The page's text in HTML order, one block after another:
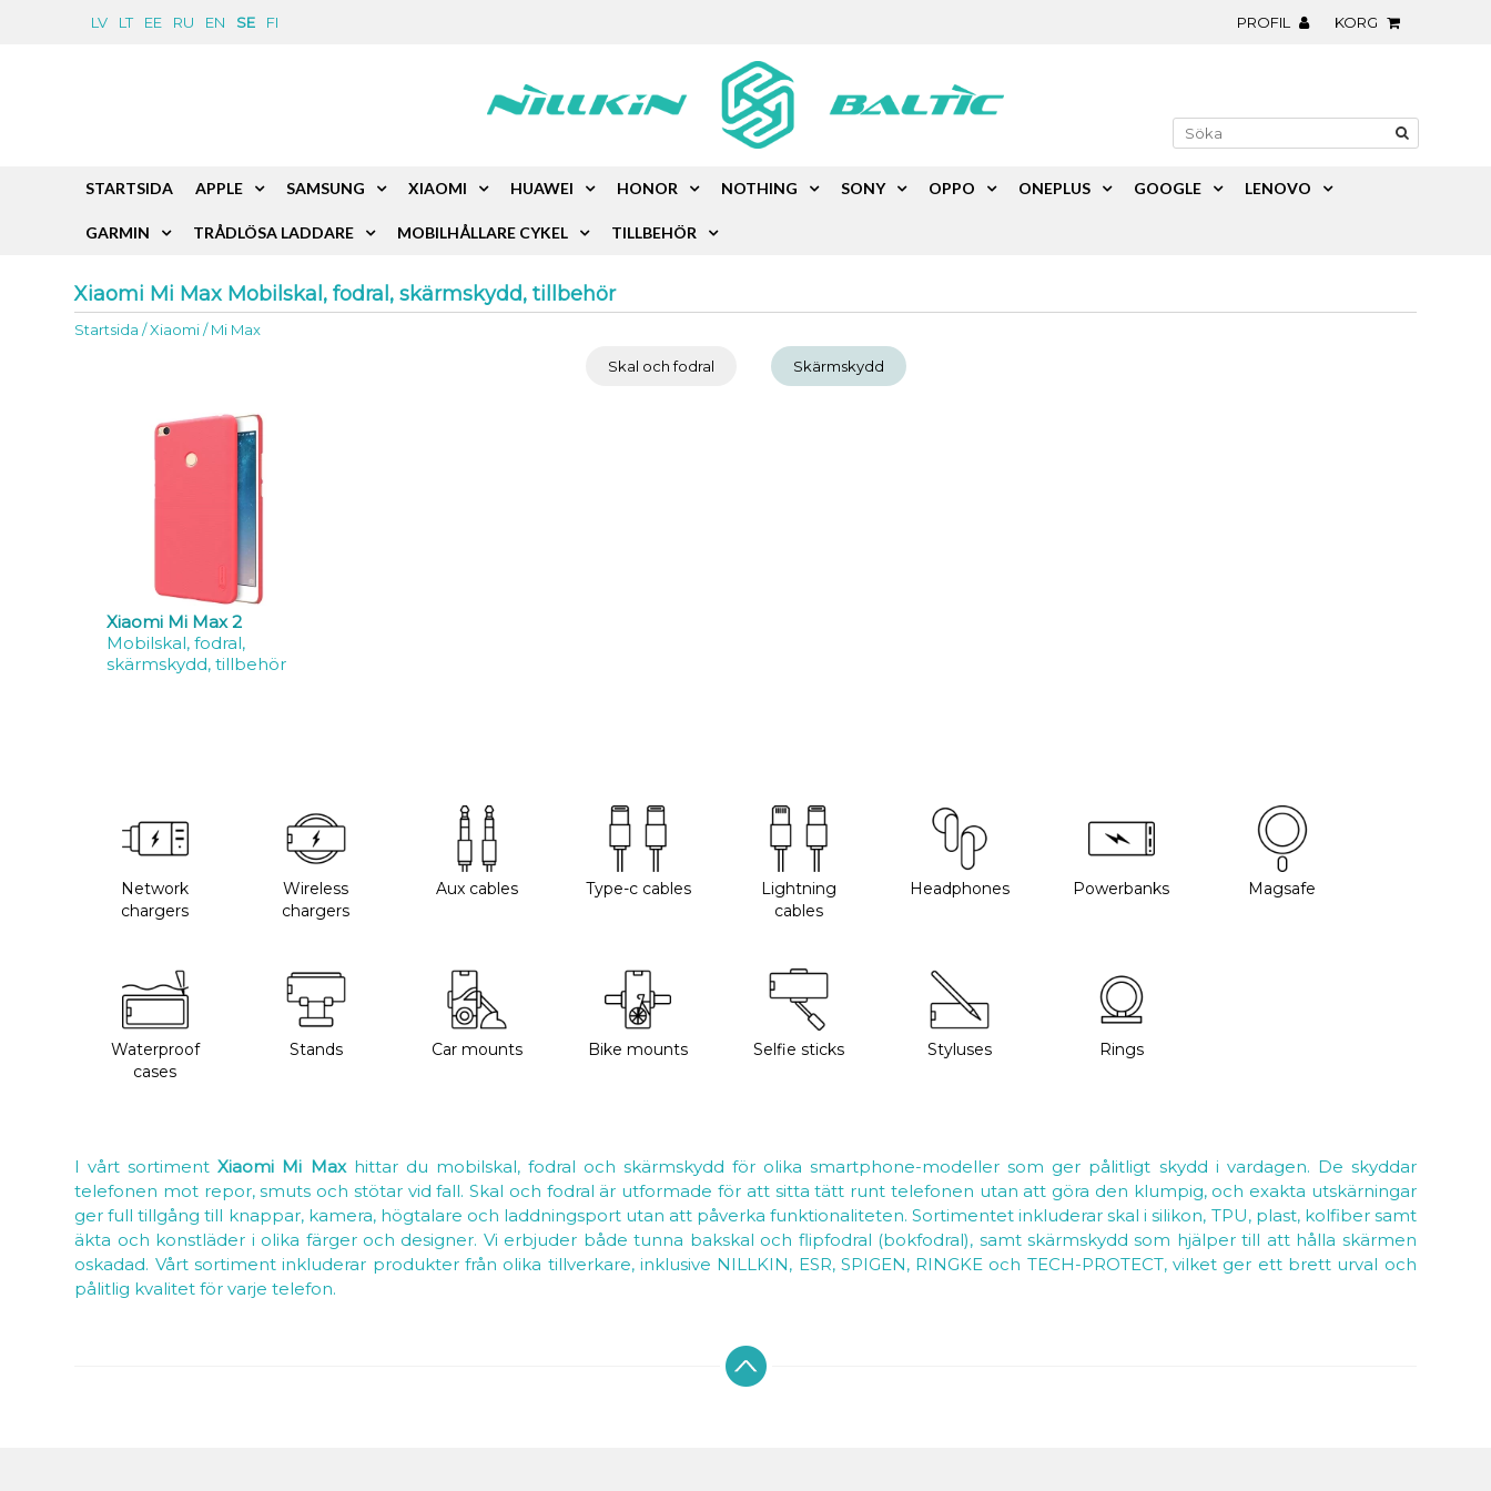
LV LT EE RU EN SE FI PROFIL KORG
Xiaomi Mi Max Mobilskal, fodral, skärmskydd, tillbehör
Startsida /Xiaomi/Mi Max
Skal och fodral Skärmskydd
Xiaomi Mi Max 2
Mobilskal, fodral,
skärmskydd, tillbehör
Network
chargers
Wireless
chargers
Aux cables Type-c cables
Lightning
cables
Headphones Powerbanks Magsafe
Waterproof
cases
Stands Car mounts Bike mounts Selfie sticks Styluses Rings
I vårt sortimentXiaomi Mi Maxhittar du mobilskal, fodral och skärmskydd för olika smartphone-modeller som ger pålitligt skydd i vardagen. De skyddar
telefonen mot repor, smuts och stötar vid fall. Skal och fodral är utformade för att sitta tätt runt telefonen utan att göra den klumpig, och exakta utskärningar
ger full tillgång till knappar, kamera, högtalare och laddningsport utan att påverka funktionaliteten. Sortimentet inkluderar skal i silikon, TPU, plast, kolfiber samt
äkta och konstläder i olika färger och designer. Vi erbjuder både tunna bakskal och flipfodral (bokfodral), samt skärmskydd som hjälper till att hålla skärmen
oskadad. Vårt sortiment inkluderar produkter från olika tillverkare, inklusive NILLKIN, ESR, SPIGEN, RINGKE och TECH-PROTECT, vilket ger ett brett urval och
pålitlig kvalitet för varje telefon.
STARTSIDA APPLE SAMSUNG XIAOMI HUAWEI HONOR NOTHING SONY OPPO ONEPLUS GOOGLE LENOVO
GARMIN TRÅDLÖSA LADDARE MOBILHÅLLARE CYKEL TILLBEHÖR